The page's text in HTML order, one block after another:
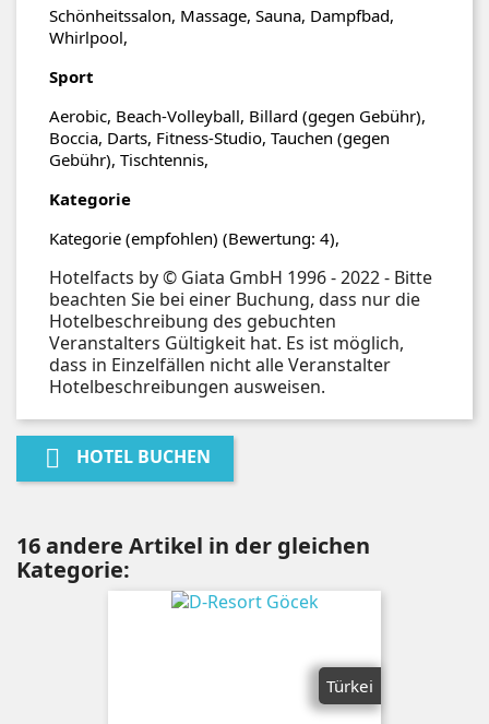
Schönheitssalon, Massage, Sauna, Dampfbad,
Whirlpool,
Sport
Aerobic, Beach-Volleyball, Billard (gegen Gebühr),
Boccia, Darts, Fitness-Studio, Tauchen (gegen
Gebühr), Tischtennis,
Kategorie
Kategorie (empfohlen) (Bewertung: 4),
Hotelfacts by © Giata GmbH 1996 - 2022 - Bitte
beachten Sie bei einer Buchung, dass nur die
Hotelbeschreibung des gebuchten
Veranstalters Gültigkeit hat. Es ist möglich,
dass in Einzelfällen nicht alle Veranstalter
Hotelbeschreibungen ausweisen.
 HOTEL BUCHEN
16 andere Artikel in der gleichen
Kategorie:
Türkei